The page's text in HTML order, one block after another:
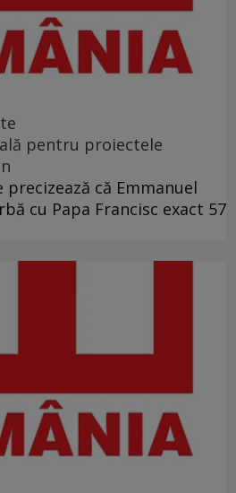
pentru proiectele
că Emmanuel
cu Papa Francisc exact 57